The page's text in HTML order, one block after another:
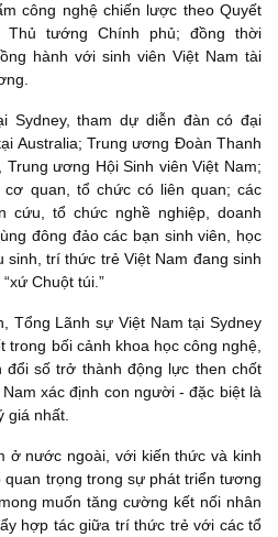
công nghệ chiến lược theo Quyết
Thủ tướng Chính phủ; đồng thời
hành với sinh viên Việt Nam tài
Sydney, tham dự diễn đàn có đại
Australia; Trung ương Đoàn Thanh
ương Hội Sinh viên Việt Nam;
quan, tổ chức có liên quan; các
cứu, tổ chức nghề nghiệp, doanh
đông đảo các bạn sinh viên, học
sinh, trí thức trẻ Việt Nam đang sinh
Chuột túi.”
Tổng Lãnh sự Việt Nam tại Sydney
trong bối cảnh khoa học công nghệ,
đổi số trở thành động lực then chốt
xác định con người - đặc biệt là
giá nhất.
ở nước ngoài, với kiến thức và kinh
quan trọng trong sự phát triển tương
muốn tăng cường kết nối nhân
hợp tác giữa trí thức trẻ với các tổ